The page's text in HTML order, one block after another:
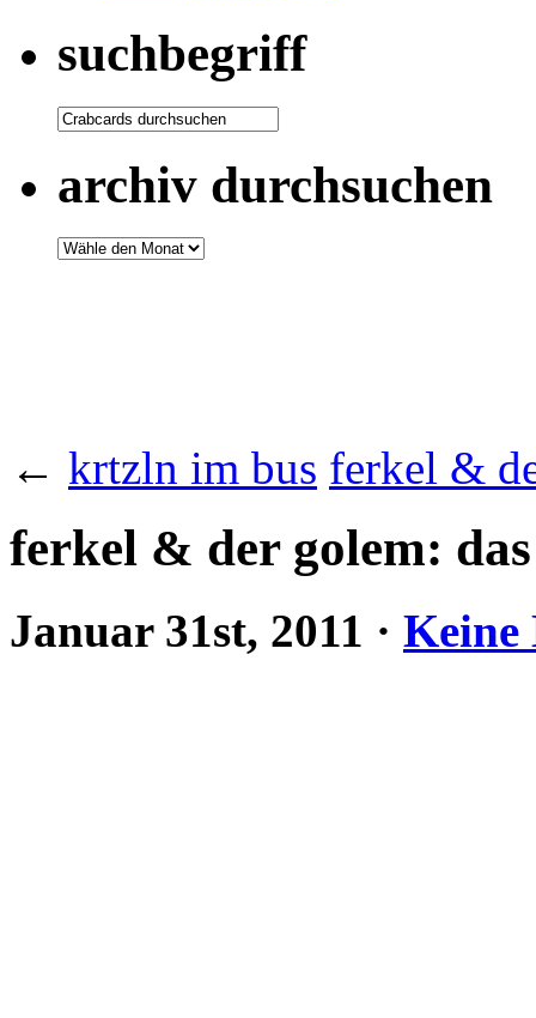
suchbegriff
archiv durchsuchen
← krtzln im bus ferkel &
ferkel & der golem:
Januar 31st, 2011 · Keine